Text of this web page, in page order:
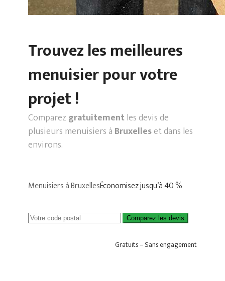
Trouvez les meilleures
menuisier pour votre
projet !
Comparez gratuitementles devis de
plusieurs menuisiers à Bruxelleset dans les
environs.
Menuisiers à BruxellesÉconomisez jusqu’à 40 %
Comparez les devis
Gratuits – Sans engagement